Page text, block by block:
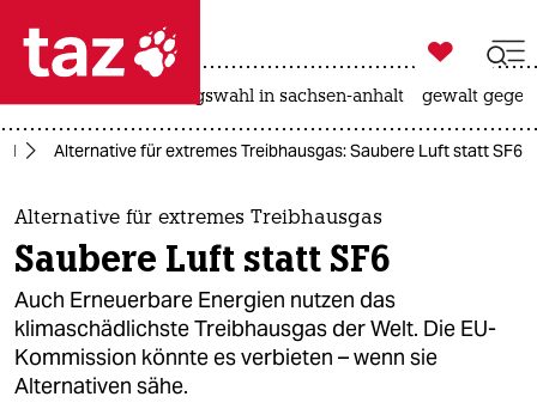
 taz zahl ich
taz zahl ich
themen
politik
öko
gesellschaft

taz zahl ich
landtagswahl in sachsen-anhalt gewalt
Alternative für extremes Treibhausgas: Saubere Luft statt SF6
Alternative für extremes Treibhausgas
Saubere Luft statt SF6
Auch Erneuerbare Energien nutzen das
klimaschädlichste Treibhausgas der Welt. Die EU-
Kommission könnte es verbieten – wenn sie
Alternativen sähe.